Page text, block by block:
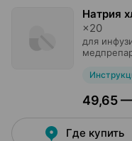
Натрия
×20
для
49,65
Где купить